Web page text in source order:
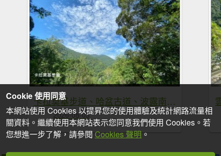
卡拉莫基步道、哈盆古道、波露南山 連走
2026-08-03
Cookie 使用同意
本網站使用 Cookies 以提昇您的使用體驗及統計網路流量相
關資料。繼續使用本網站表示您同意我們使用 Cookies。若
您想進一步了解，請參閱 Cookies 聲明 。